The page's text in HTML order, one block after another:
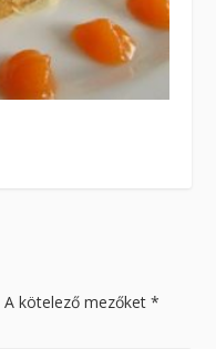
A kötelező mezőket*